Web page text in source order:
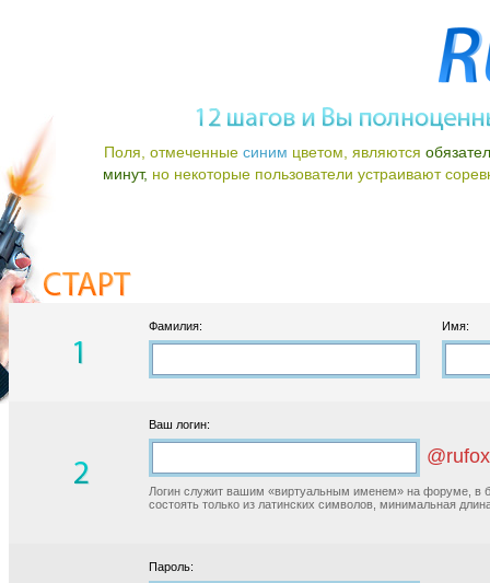
Поля, отмеченные синим цветом, являются
минут, но некоторые пользователи устраивают
Фамилия: Имя:
Ваш логин:
Логин служит вашим «виртуальным именем» на форуме, в
состоять только из латинских символов, минимальная
Пароль: